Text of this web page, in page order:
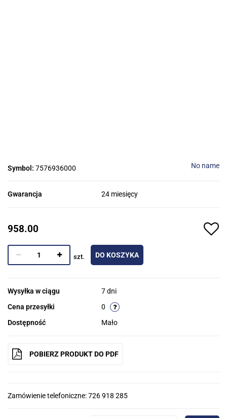
Symbol: 7576936000 No name
Gwarancja 24 miesięcy
958.00
szt. DO KOSZYKA
Wysyłka w ciągu
7 dni
Cena przesyłki
0
Dostępność
Mało
POBIERZ PRODUKT DO PDF
Zamówienie telefoniczne: 726 918 285